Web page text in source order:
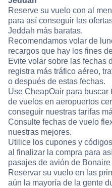
Reserve su vuelo con al
para así conseguir las
Jeddah más baratas.
Recomendamos volar de
recargos que hay los fines
Evite volar sobre las fechas
registra más tráfico aéreo,
o después de estas fechas.
Use CheapOair para
de vuelos en aeropuertos
conseguir nuestras tarifas
Consulte fechas de vuelo
nuestras mejores.
Utilice los cupones y
al finalizar la compra para
pasajes de avión de Bonaire
Reservar su vuelo en las
aún la mayoría de la gente